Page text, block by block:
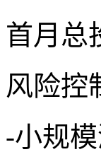
首月总
风险控
-小规